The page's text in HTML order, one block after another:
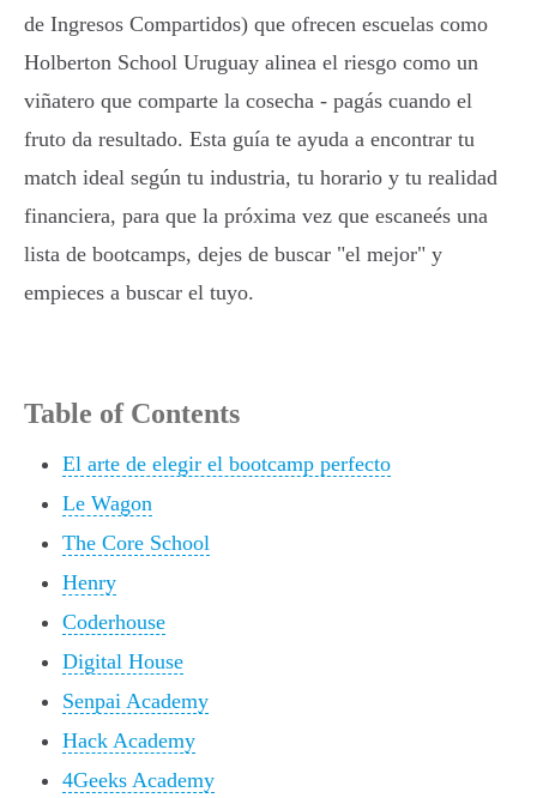
de Ingresos Compartidos) que ofrecen escuelas como
Holberton School Uruguay alinea el riesgo como un
viñatero que comparte la cosecha - pagás cuando el
fruto da resultado. Esta guía te ayuda a encontrar tu
match ideal según tu industria, tu horario y tu realidad
financiera, para que la próxima vez que escaneés una
lista de bootcamps, dejes de buscar "el mejor" y
empieces a buscar el tuyo.
Table of Contents
El arte de elegir el bootcamp perfecto
Le Wagon
The Core School
Henry
Coderhouse
Digital House
Senpai Academy
Hack Academy
4Geeks Academy